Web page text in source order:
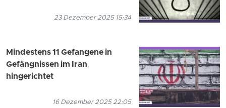
23 Dezember 2025 15:34
Mindestens 11 Gefangene in
Gefängnissen im Iran
hingerichtet
16 Dezember 2025 22:05